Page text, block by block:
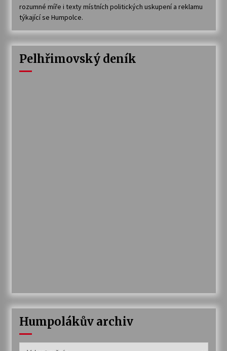
rozumné míře i texty místních politických uskupení a reklamu
týkající se Humpolce.
Pelhřimovský deník
Humpolákův archiv